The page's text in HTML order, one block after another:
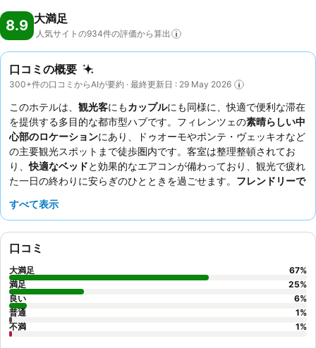
8.9 大満足
人気サイトの934件の評価から算出
口コミの概要
300+件の口コミからAIが要約 · 最終更新日 : 29 May 2026
このホテルは、 観光客にもカップルにも同様に、快適で便利な滞在
を提供する多目的な都市型ハブです。フィレンツェの素晴らしい中
心部のロケーションにあり、ドゥオーモやポンテ・ヴェッキオなど
の主要観光スポットまで徒歩圏内です。客室は整理整頓されてお
り、快適なベッドと効果的なエアコンが備わっており、観光で疲れ
た一日の終わりに安らぎのひとときを過ごせます。 フレンドリーで
喜んでお手伝いします。よりリラックスした滞在を希望する場合
すべて表示
口コミ
大満足 67%
満足
25%
良い
6%
普通
1%
不満
1%